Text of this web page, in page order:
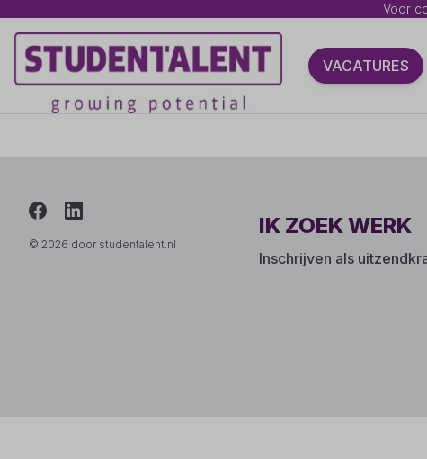
Voor
VACATURES
© 2026 door studentalent.nl
IK ZOEK WERK
Inschrijven als